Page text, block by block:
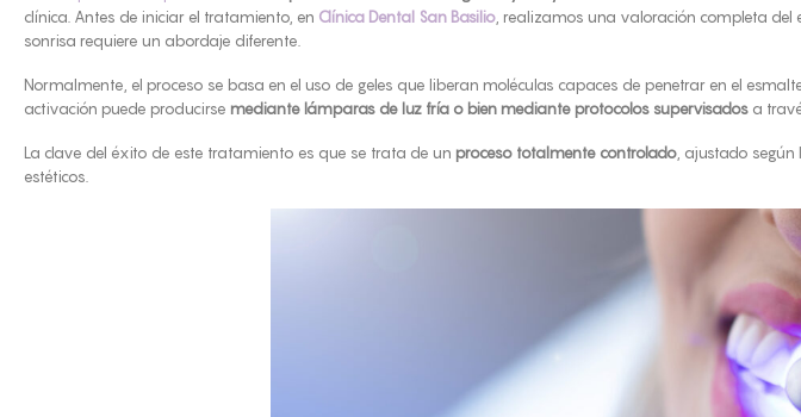
clínica. Antes de iniciar el tratamiento, en Clínica Dental San Basilio, realizamos una valoración completa
sonrisa requiere un abordaje diferente.
Normalmente, el proceso se basa en el uso de geles que liberan moléculas capaces de penetrar en el
activación puede producirse mediante lámparas de luz fría o bien mediante protocolos supervisados a
La clave del éxito de este tratamiento es que se trata de un proceso totalmente controlado , ajustado
estéticos.